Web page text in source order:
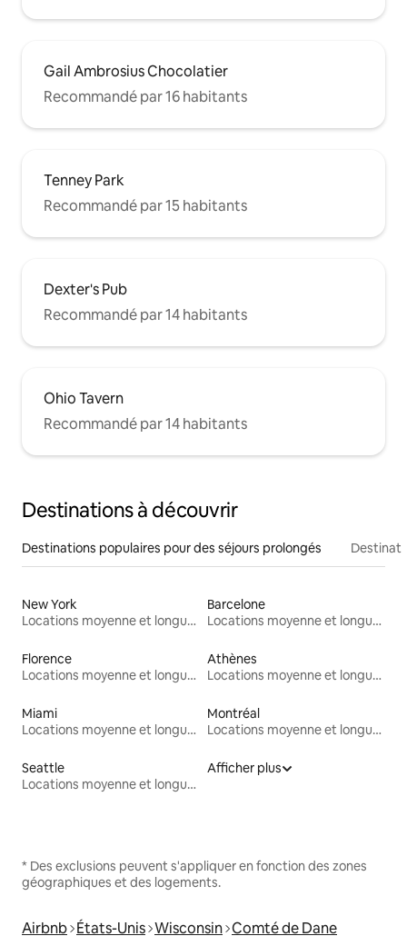
Gail Ambrosius Chocolatier
Recommandé par 16 habitants
Tenney Park
Recommandé par 15 habitants
Dexter's Pub
Recommandé par 14 habitants
Ohio Tavern
Recommandé par 14 habitants
Destinations à découvrir
Destinations populaires pour des séjours prolongés
New York
Locations moyenne et longue durée
Barcelone
Locations moyenne et longue durée
Florence
Locations moyenne et longue durée
Athènes
Locations moyenne et longue durée
Miami
Locations moyenne et longue durée
Montréal
Locations moyenne et longue durée
Seattle
Locations moyenne et longue durée
Afficher plus
* Des exclusions peuvent s'appliquer en fonction des zones
géographiques et des logements.
Airbnb États-Unis Wisconsin Comté de Dane